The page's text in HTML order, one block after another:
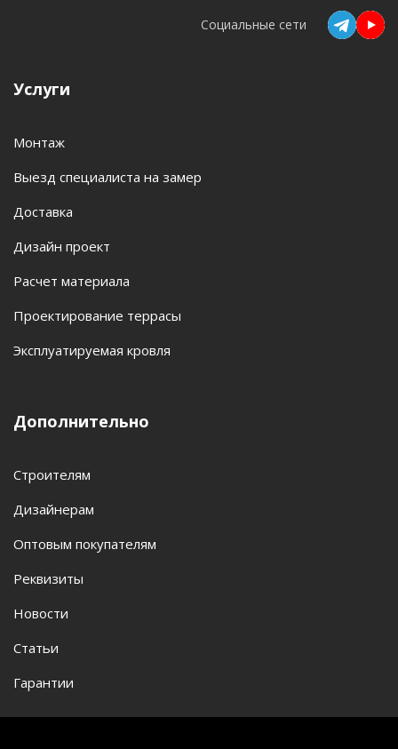
Услуги
Монтаж
Выезд специалиста на замер
Доставка
Дизайн проект
Расчет материала
Проектирование террасы
Эксплуатируемая кровля
Дополнительно
Строителям
Дизайнерам
Оптовым покупателям
Реквизиты
Новости
Статьи
Гарантии
Социальные сети